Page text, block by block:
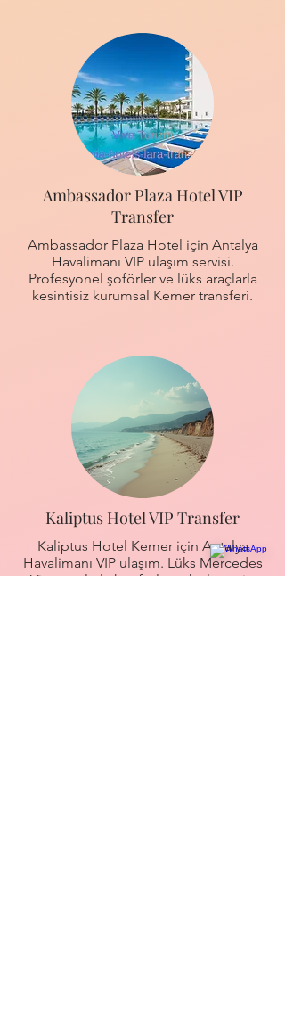
Ambassador Plaza Hotel VIP
Transfer
Ambassador Plaza Hotel için Antalya
Havalimanı VIP ulaşım servisi.
Profesyonel şoförler ve lüks araçlarla
kesintisiz kurumsal Kemer transferi.
Kaliptus Hotel VIP Transfer
Kaliptus Hotel Kemer için Antalya
Havalimanı VIP ulaşım. Lüks Mercedes
Vito araçlarla konforlu ve hızlı servis.